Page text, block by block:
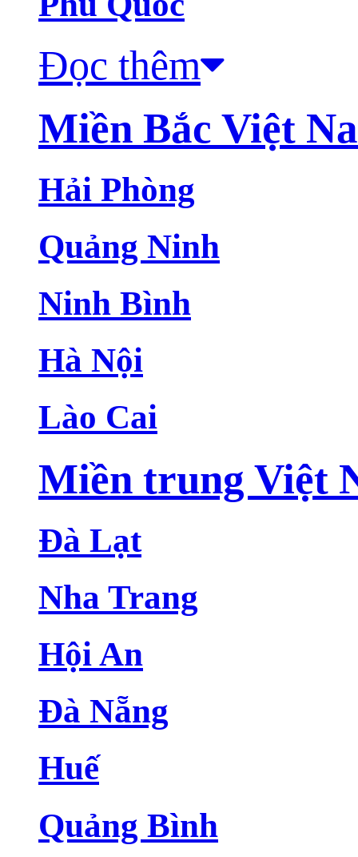
Đọc thêm
Miền Bắc Việt
Hải Phòng
Quảng Ninh
Ninh Bình
Hà Nội
Lào Cai
Miền trung Việt
Đà Lạt
Nha Trang
Hội An
Đà Nẵng
Huế
Quảng Bình